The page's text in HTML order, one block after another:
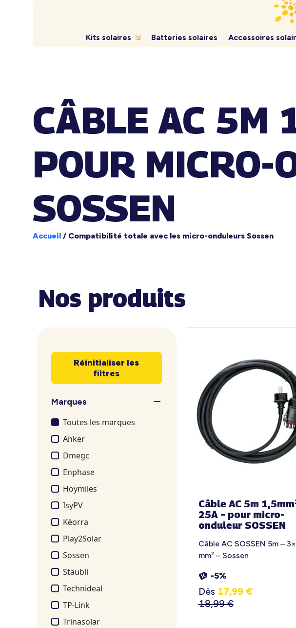
Kits solaires Batteries solaires Accessoires
CÂBLE AC 5M
POUR MICRO-
SOSSEN
Accueil / Compatibilité totale avec les micro-onduleurs Sossen
Nos produits
Réinitialiser les
filtres
Marques
Toutes les marques
Anker
Dmegc
Enphase
Hoymiles
IsyPV
Këorra
Play2Solar
Sossen
Stäubli
Technideal
TP-Link
Trinasolar
Câble AC 5m
25A – pour micro-
onduleur SOSSEN
Câble AC SOSSEN 5m –
mm² – Sossen
-5%
Dès 17,99 €
18,99€